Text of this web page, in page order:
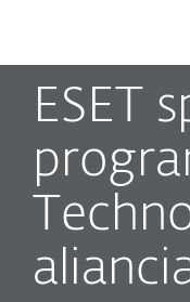
ESET